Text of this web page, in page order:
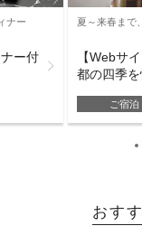
ナー
ー付
夏～来春まで
【Webサ
都の四季
ご宿泊
おす